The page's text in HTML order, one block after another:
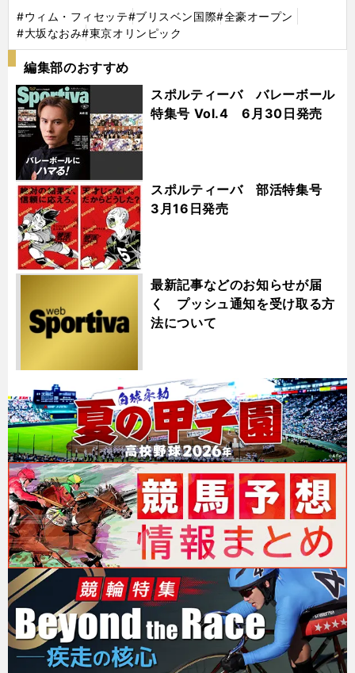
#ウィム・フィセッテ#ブリスベン国際#全豪オープン
#大坂なおみ#東京オリンピック
編集部のおすすめ
スポルティーバ バレーボール
特集号 Vol.4 6月30日発売
スポルティーバ 部活特集号
3月16日発売
最新記事などのお知らせが届
く プッシュ通知を受け取る方
法について